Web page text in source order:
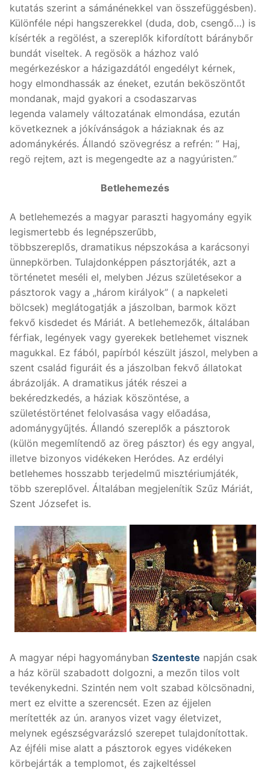
kutatás szerint a sámánénekkel van összefüggésben).
Különféle népi hangszerekkel (duda, dob, csengő…) is
kísérték a regölést, a szereplők kifordított báránybőr
bundát viseltek. A regösök a házhoz való
megérkezéskor a házigazdától engedélyt kérnek,
hogy elmondhassák az éneket, ezután beköszöntőt
mondanak, majd gyakori a csodaszarvas
legenda valamely változatának elmondása, ezután
következnek a jókívánságok a háziaknak és az
adománykérés. Állandó szövegrész a refrén: ” Haj,
regö rejtem, azt is megengedte az a nagyúristen.”
Betlehemezés
A betlehemezés a magyar paraszti hagyomány egyik
legismertebb és legnépszerűbb,
többszereplős, dramatikus népszokása a karácsonyi
ünnepkörben. Tulajdonképpen pásztorjáték, azt a
történetet meséli el, melyben Jézus születésekor a
pásztorok vagy a „három királyok” ( a napkeleti
bölcsek) meglátogatják a jászolban, barmok közt
fekvő kisdedet és Máriát. A betlehemezők, általában
férfiak, legények vagy gyerekek betlehemet visznek
magukkal. Ez fából, papírból készült jászol, melyben a
szent család figuráit és a jászolban fekvő állatokat
ábrázolják. A dramatikus játék részei a
bekéredzkedés, a háziak köszöntése, a
születéstörténet felolvasása vagy előadása,
adománygyűjtés. Állandó szereplők a pásztorok
(külön megemlítendő az öreg pásztor) és egy angyal,
illetve bizonyos vidékeken Heródes. Az erdélyi
betlehemes hosszabb terjedelmű misztériumjáték,
több szereplővel. Általában megjelenítik Szűz Máriát,
Szent Józsefet is.
A magyar népi hagyományban Szenteste napján csak
a ház körül szabadott dolgozni, a mezőn tilos volt
tevékenykedni. Szintén nem volt szabad kölcsönadni,
mert ez elvitte a szerencsét. Ezen az éjjelen
merítették az ún. aranyos vizet vagy életvizet,
melynek egészségvarázsló szerepet tulajdonítottak.
Az éjféli mise alatt a pásztorok egyes vidékeken
körbejárták a templomot, és zajkeltéssel